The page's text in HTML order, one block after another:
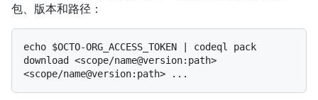
包、版本和路径：
echo $OCTO-ORG_ACCESS_TOKEN | codeql pack
download <scope/name@version:path>